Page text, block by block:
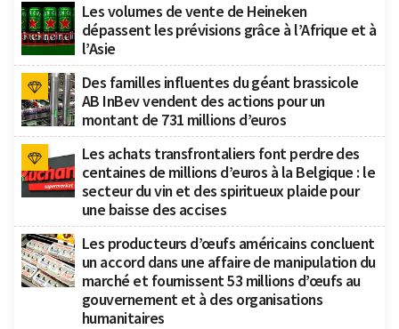
Les volumes de vente de Heineken
dépassent les prévisions grâce à l’Afrique et à
l’Asie
Des familles influentes du géant brassicole
AB InBev vendent des actions pour un
montant de 731 millions d’euros
Les achats transfrontaliers font perdre des
centaines de millions d’euros à la Belgique : le
secteur du vin et des spiritueux plaide pour
une baisse des accises
Les producteurs d’œufs américains concluent
un accord dans une affaire de manipulation du
marché et fournissent 53 millions d’œufs au
gouvernement et à des organisations
humanitaires